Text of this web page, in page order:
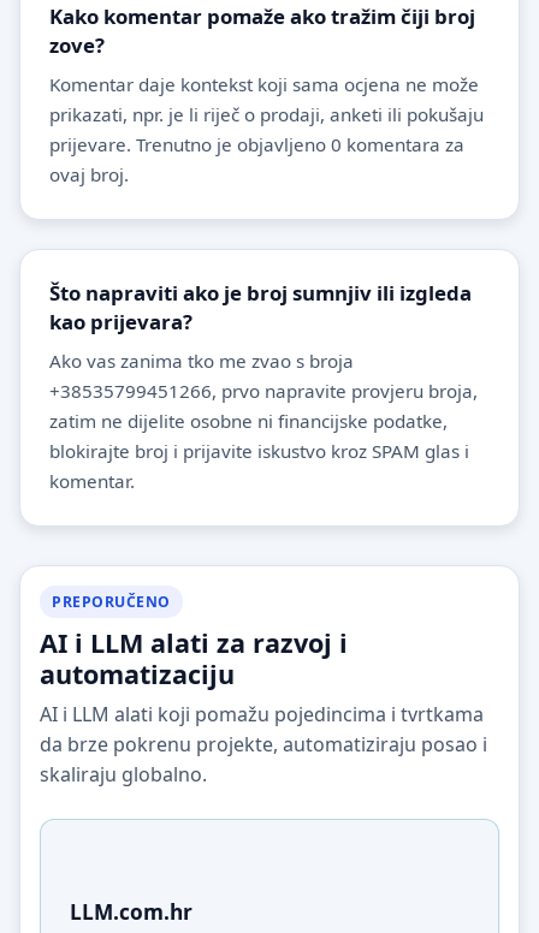
Kako komentar pomaže ako tražim čiji broj
zove?
Komentar daje kontekst koji sama ocjena ne može
prikazati, npr. je li riječ o prodaji, anketi ili pokušaju
prijevare. Trenutno je objavljeno 0 komentara za
ovaj broj.
Što napraviti ako je broj sumnjiv ili izgleda
kao prijevara?
Ako vas zanima tko me zvao s broja
+38535799451266, prvo napravite provjeru broja,
zatim ne dijelite osobne ni financijske podatke,
blokirajte broj i prijavite iskustvo kroz SPAM glas i
komentar.
PREPORUČENO
AI i LLM alati za razvoj i
automatizaciju
AI i LLM alati koji pomažu pojedincima i tvrtkama
da brze pokrenu projekte, automatiziraju posao i
skaliraju globalno.
LLM.com.hr